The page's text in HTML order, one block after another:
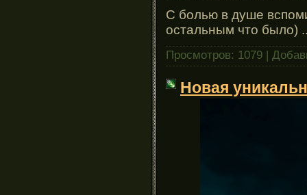
С болью в душе
остальным что было)
Просмотров: 1079 |
Новая